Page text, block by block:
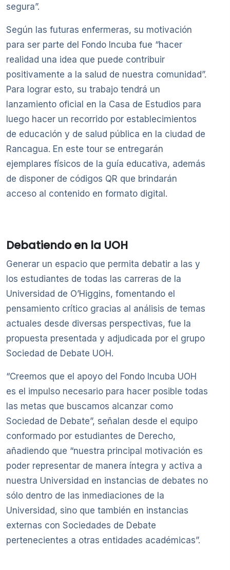
segura”.
Según las futuras enfermeras, su motivación
para ser parte del Fondo Incuba fue “hacer
realidad una idea que puede contribuir
positivamente a la salud de nuestra comunidad”.
Para lograr esto, su trabajo tendrá un
lanzamiento oficial en la Casa de Estudios para
luego hacer un recorrido por establecimientos
de educación y de salud pública en la ciudad de
Rancagua. En este tour se entregarán
ejemplares físicos de la guía educativa, además
de disponer de códigos QR que brindarán
acceso al contenido en formato digital.
Debatiendo en la UOH
Generar un espacio que permita debatir a las y
los estudiantes de todas las carreras de la
Universidad de O’Higgins, fomentando el
pensamiento crítico gracias al análisis de temas
actuales desde diversas perspectivas, fue la
propuesta presentada y adjudicada por el grupo
Sociedad de Debate UOH.
“Creemos que el apoyo del Fondo Incuba UOH
es el impulso necesario para hacer posible todas
las metas que buscamos alcanzar como
Sociedad de Debate”, señalan desde el equipo
conformado por estudiantes de Derecho,
añadiendo que “nuestra principal motivación es
poder representar de manera íntegra y activa a
nuestra Universidad en instancias de debates no
sólo dentro de las inmediaciones de la
Universidad, sino que también en instancias
externas con Sociedades de Debate
pertenecientes a otras entidades académicas”.